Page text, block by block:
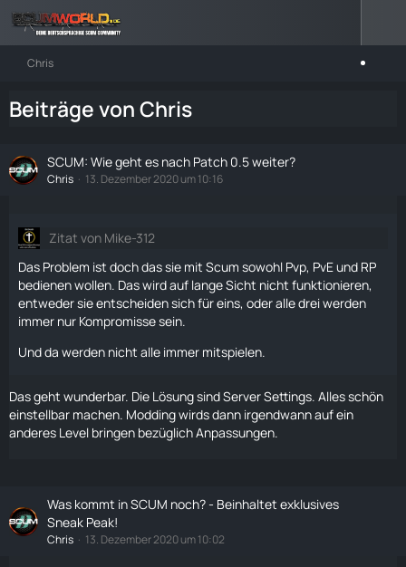
Chris
Beiträge von Chris
SCUM: Wie geht es nach Patch 0.5 weiter?
Chris 13. Dezember 2020 um 10:16
Zitat von Mike-312
Das Problem ist doch das sie mit Scum sowohl Pvp, PvE und RP
bedienen wollen. Das wird auf lange Sicht nicht funktionieren,
entweder sie entscheiden sich für eins, oder alle drei werden
immer nur Kompromisse sein.
Und da werden nicht alle immer mitspielen.
Das geht wunderbar. Die Lösung sindServer Settings. Alles schön
einstellbar machen. Modding wirds dann irgendwann auf ein
anderes Level bringen bezüglich Anpassungen.
Was kommt in SCUM noch? - Beinhaltet exklusives
Sneak Peak!
Chris 13. Dezember 2020 um 10:02